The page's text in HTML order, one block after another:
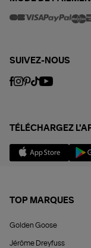
SUIVEZ-NOUS
TÉLÉCHARGEZ
TOP MARQUES
Golden Goose
Jérôme Dreyfuss